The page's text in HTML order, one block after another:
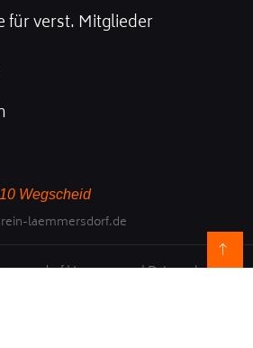
für verst. Mitglieder
Wegscheid
laemmersdorf.de
|Impressum|Datenschutz